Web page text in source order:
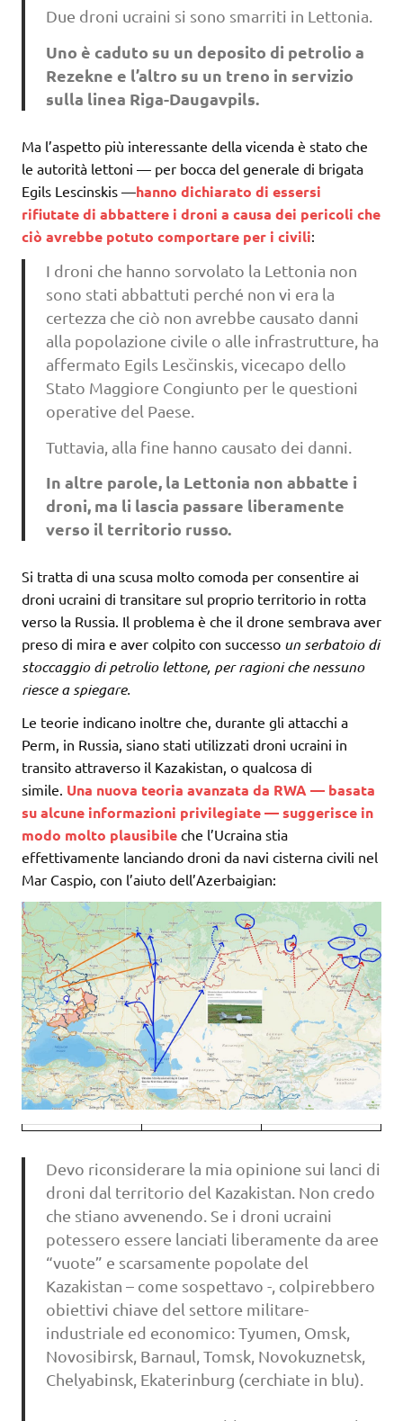
Due droni ucraini si sono smarriti in Lettonia.
Uno è caduto su un deposito di petrolio a
Rezekne e l’altro su un treno in servizio
sulla linea Riga-Daugavpils.
Ma l’aspetto più interessante della vicenda è stato che
le autorità lettoni — per bocca del generale di brigata
Egils Lescinskis —hanno dichiarato di essersi
rifiutate di abbattere i droni a causa dei pericoli che
ciò avrebbe potuto comportare per i civili:
I droni che hanno sorvolato la Lettonia non
sono stati abbattuti perché non vi era la
certezza che ciò non avrebbe causato danni
alla popolazione civile o alle infrastrutture, ha
affermato Egils Lesčinskis, vicecapo dello
Stato Maggiore Congiunto per le questioni
operative del Paese.
Tuttavia, alla fine hanno causato dei danni.
In altre parole, la Lettonia non abbatte i
droni, ma li lascia passare liberamente
verso il territorio russo.
Si tratta di una scusa molto comoda per consentire ai
droni ucraini di transitare sul proprio territorio in rotta
verso la Russia. Il problema è che il drone sembrava aver
preso di mira e aver colpito con successo un serbatoio di
stoccaggio di petrolio lettone, per ragioni che nessuno
riesce a spiegare.
Le teorie indicano inoltre che, durante gli attacchi a
Perm, in Russia, siano stati utilizzati droni ucraini in
transito attraverso il Kazakistan, o qualcosa di
simile. Una nuova teoria avanzata da RWA — basata
su alcune informazioni privilegiate — suggerisce in
modo molto plausibile che l’Ucraina stia
effettivamente lanciando droni da navi cisterna civili nel
Mar Caspio, con l’aiuto dell’Azerbaigian:
Devo riconsiderare la mia opinione sui lanci di
droni dal territorio del Kazakistan. Non credo
che stiano avvenendo. Se i droni ucraini
potessero essere lanciati liberamente da aree
“vuote” e scarsamente popolate del
Kazakistan – come sospettavo -, colpirebbero
obiettivi chiave del settore militare-
industriale ed economico: Tyumen, Omsk,
Novosibirsk, Barnaul, Tomsk, Novokuznetsk,
Chelyabinsk, Ekaterinburg (cerchiate in blu).